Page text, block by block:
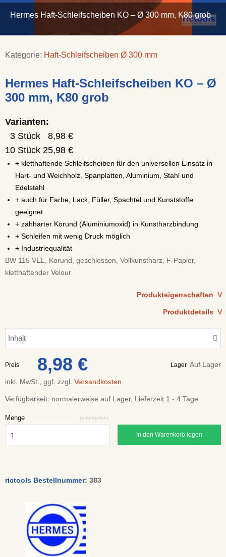
Hermes Haft-Schleifscheiben KO – Ø 300 mm, K80 grob
Kategorie: Haft-Schleifscheiben Ø 300 mm
Hermes Haft-Schleifscheiben KO – Ø
300 mm, K80 grob
Varianten:
3 Stück 8,98 €
10 Stück 25,98 €
+ kletthaftende Schleifscheiben für den universellen Einsatz in
Hart- und Weichholz, Spanplatten, Aluminium, Stahl und
Edelstahl
+ auch für Farbe, Lack, Füller, Spachtel und Kunststoffe
geeignet
+ zähharter Korund (Aluminiumoxid) in Kunstharzbindung
+ Schleifen mit wenig Druck möglich
+ Industriequalität
BW 115 VEL, Korund, geschlossen, Vollkunstharz, F-Papier,
kletthaftender Velour
Produkteigenschaften V
Produktdetails V
Inhalt
Preis 8,98 € Lager Auf Lager
inkl. MwSt., ggf. zzgl. Versandkosten
Verfügbarkeit: normalerweise auf Lager, Lieferzeit 1 - 4 Tage
Menge (erforderlich)
In den Warenkorb legen
rictools Bestellnummer: 383